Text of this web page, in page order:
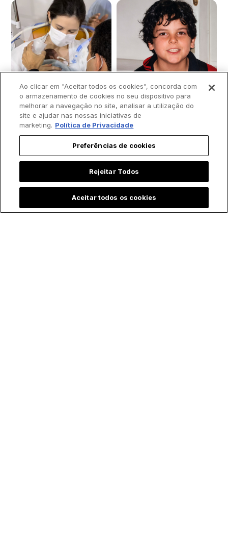
Padre batiza bebê
pressas e vídeo
comove a internet
Novo acervo
católico reúne
imagens
restauradas de
papas e santos em
Ao clicar em "Aceitar todos os cookies", concorda com
o armazenamento de cookies no seu dispositivo para
melhorar a navegação no site, analisar a utilização do
site e ajudar nas nossas iniciativas de
marketing. Política de Privacidade
Preferências de cookies
Rejeitar Todos
Aceitar todos os cookies